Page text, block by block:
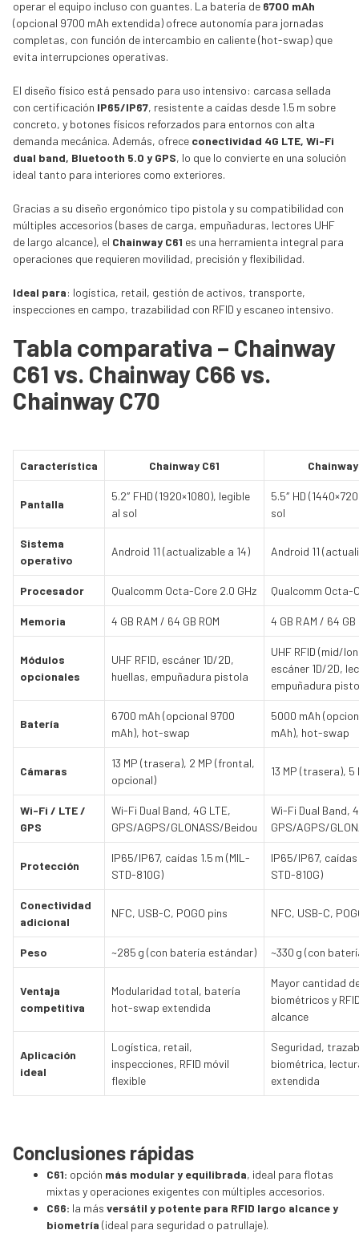
operar el equipo incluso con guantes. La batería de 6700 mAh
(opcional 9700 mAh extendida) ofrece autonomía para jornadas
completas, con función de intercambio en caliente (hot-swap) que
evita interrupciones operativas.
El diseño físico está pensado para uso intensivo: carcasa sellada
con certificación IP65/IP67, resistente a caídas desde 1.5 m sobre
concreto, y botones físicos reforzados para entornos con alta
demanda mecánica. Además, ofrece conectividad 4G LTE, Wi-Fi
dual band, Bluetooth 5.0 y GPS, lo que lo convierte en una solución
ideal tanto para interiores como exteriores.
Gracias a su diseño ergonómico tipo pistola y su compatibilidad con
múltiples accesorios (bases de carga, empuñaduras, lectores UHF
de largo alcance), el Chainway C61 es una herramienta integral para
operaciones que requieren movilidad, precisión y flexibilidad.
Ideal para: logística, retail, gestión de activos, transporte,
inspecciones en campo, trazabilidad con RFID y escaneo intensivo.
Tabla comparativa – Chainway
C61 vs. Chainway C66 vs.
ChainwayC70
Característica Chainway C61
Pantalla
5.2″ FHD (1920×1080), legible
al sol
5.5″ HD
sol
Sistema
operativo
Android 11 (actualizable a 14) Android 11
Procesador Qualcomm Octa-Core 2.0 GHz Qualcomm Octa-
Memoria 4 GB RAM / 64 GB ROM 4 GB RAM / 64 GB
Módulos
opcionales
UHF RFID, escáner 1D/2D,
huellas, empuñadura pistola
UHF RFID (mid/
escáner 1D/2D,
empuñadura
Batería
6700 mAh (opcional 9700
mAh), hot-swap
5000 mAh
mAh), hot-swap
Cámaras
13 MP (trasera), 2 MP (frontal,
opcional)
13 MP (trasera),
Wi-Fi / LTE /
GPS
Wi-Fi Dual Band, 4G LTE,
GPS/AGPS/GLONASS/Beidou
Wi-Fi Dual Band,
GPS/AGPS/
Protección
IP65/IP67, caídas 1.5 m (MIL-
STD-810G)
IP65/IP67, caídas
STD-810G)
Conectividad
adicional
NFC, USB-C, POGO pins NFC, USB-C,
Peso ~285 g (con batería estándar) ~330 g (con
Ventaja
competitiva
Modularidad total, batería
hot-swap extendida
Mayor cantidad
biométricos y
alcance
Aplicación
ideal
Logística, retail,
inspecciones, RFID móvil
flexible
Seguridad,
biométrica,
extendida
Conclusiones rápidas
C61: opción más modular y equilibrada, ideal para flotas
mixtas y operaciones exigentes con múltiples accesorios.
C66: la más versátil y potente para RFID largo alcance y
biometría (ideal para seguridad o patrullaje).